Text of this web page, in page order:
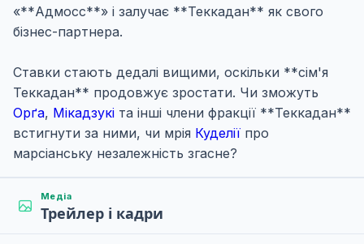
«**Адмосс**» і залучає **Теккадан** як свого
бізнес-партнера.
Ставки стають дедалі вищими, оскільки **сім'я
Теккадан** продовжує зростати. Чи зможуть
Орґа, Мікадзукі та інші члени фракції **Теккадан**
встигнути за ними, чи мрія Куделії про
марсіанську незалежність згасне?
Медіа
Трейлер і кадри